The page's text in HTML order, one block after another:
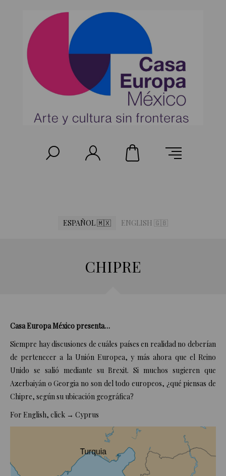
ESPAÑOL 🇲🇽 ENGLISH 🇬🇧
CHIPRE
Casa Europa Méxicopresenta…
Siempre hay discusiones de cuáles países en realidad no deberían
de pertenecer a la Unión Europea, y más ahora que el Reino
Unido se salió mediante su Brexit. Si muchos sugieren que
Azerbaiyán oGeorgia no son del todo europeos, ¿qué piensas de
Chipre, según su ubicación geográfica?
For English, click → Cyprus